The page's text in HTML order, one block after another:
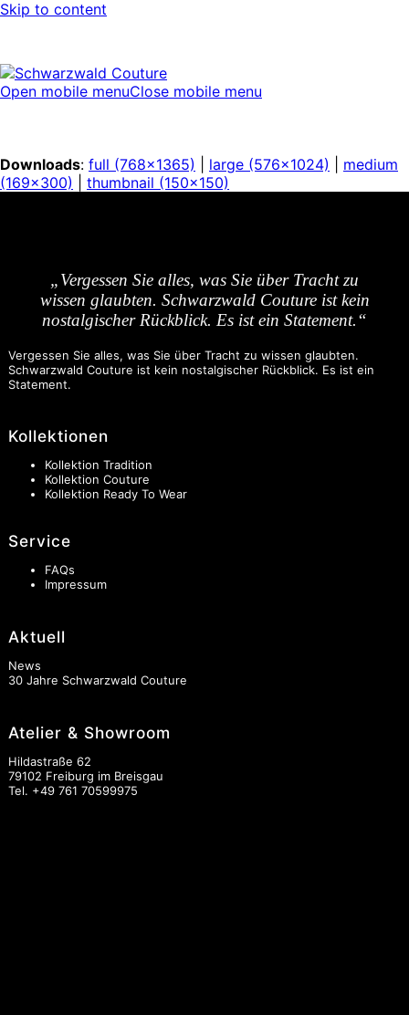
Skip to content
Open mobile menuClose mobile menu
Downloads: full (768x1365) large (576x1024)
medium
(169x300)
thumbnail (150x150)
„Vergessen Sie alles, was Sie über Tracht zu
wissen glaubten. Schwarzwald Couture ist kein
nostalgischer Rückblick. Es ist ein Statement.“
Vergessen Sie alles, was Sie über Tracht zu wissen glaubten.
Schwarzwald Couture ist kein nostalgischer Rückblick. Es ist ein
Statement.
Kollektionen
Kollektion Tradition
Kollektion Couture
Kollektion Ready To Wear
Service
FAQs
Impressum
Aktuell
News
30 Jahre Schwarzwald Couture
Atelier & Showroom
Hildastraße 62
79102 Freiburg im Breisgau
Tel. +49 761 70599975